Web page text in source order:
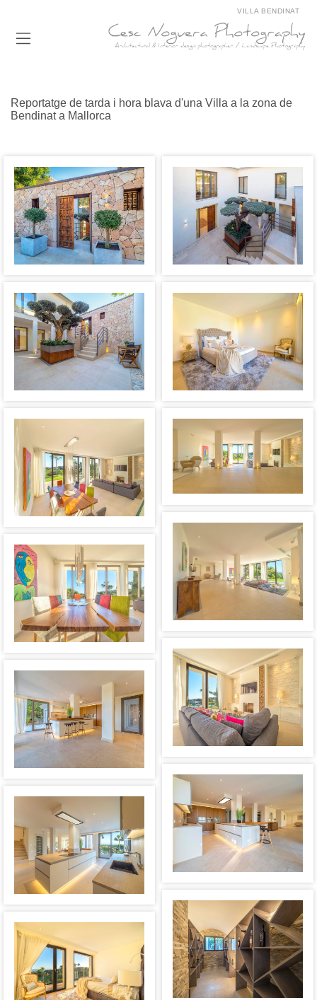
VILLA BENDINAT
Reportatge de tarda i hora blava d'una Villa a la zona de
Bendinat a Mallorca